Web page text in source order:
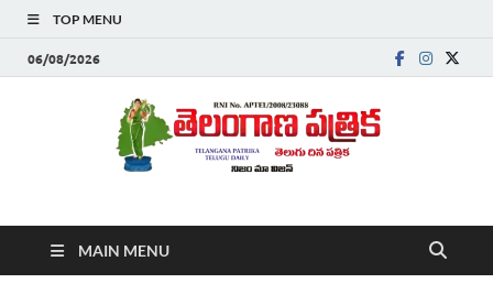
TOP MENU
06/08/2026
Telanganapatrika
,Latest Telangana News, Rajanna Sircilla News, Telangana
Breaking News, Telugu Newspaper Online, Today Telugu News,
MAIN MENU